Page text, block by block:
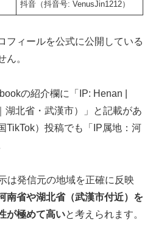
抖音（抖音号: VenusJin1212）
フィールを公式に公開している
ん。
の紹介欄に「IP: Henan |
湖北省・武漢市）」と記載があ
TikTok）投稿でも「IP属地：河
は発信元の地域を正確に反映
南省や湖北省（武漢市付近）を
が極めて高いと考えられます。